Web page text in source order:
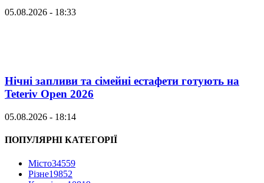
05.08.2026 - 18:33
Нічні запливи та сімейні естафети готують на
Teteriv Open 2026
05.08.2026 - 18:14
ПОПУЛЯРНІ КАТЕГОРІЇ
Місто34559
Різне19852